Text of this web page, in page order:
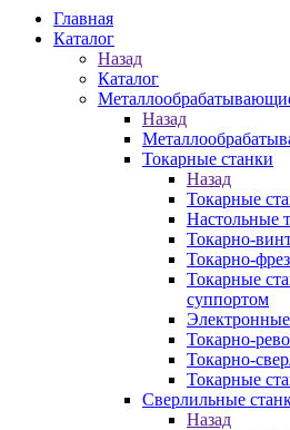
Главная
Каталог
Назад
Каталог
Назад
Токарные станки
Назад
Токарные
Настольные
Токарно-
Токарно-
Токарные
суппортом
Токарно-
Токарно-
Токарные
Сверлильные
Назад